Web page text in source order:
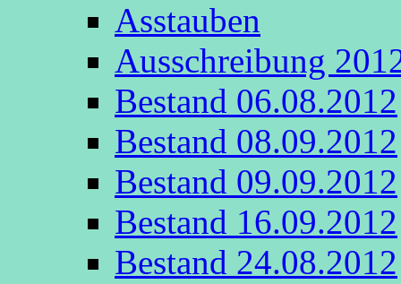
Asstauben
Ausschreibung
Bestand 06.08.2012
Bestand 08.09.2012
Bestand 09.09.2012
Bestand 16.09.2012
Bestand 24.08.2012